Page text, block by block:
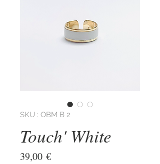
SKU : OBM B 2
Touch' White
39,00 €Prix